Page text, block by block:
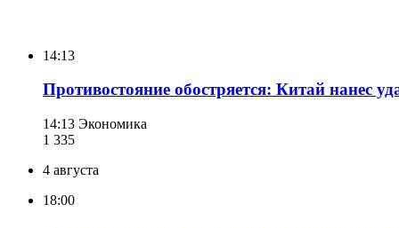
14:13
Противостояние обостряется: Китай нанес
14:13 Экономика
1 335
4 августа
18:00